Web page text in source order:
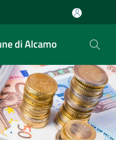
di Alcamo